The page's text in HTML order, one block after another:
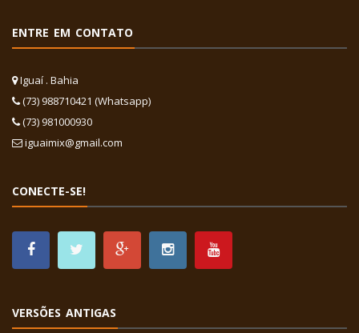
ENTRE EM CONTATO
Iguaí . Bahia
(73) 988710421 (Whatsapp)
(73) 981000930
iguaimix@gmail.com
CONECTE-SE!
VERSÕES ANTIGAS